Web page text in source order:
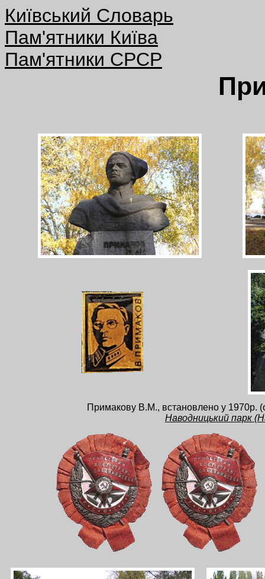
Київський Словарь
Пам'ятники Київа
Пам'ятники СРСР
Примакову В.М., встановлено у 1970р.
Наводницький парк